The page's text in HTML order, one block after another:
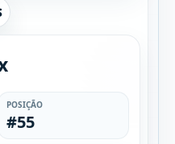
POSIÇÃO
#55